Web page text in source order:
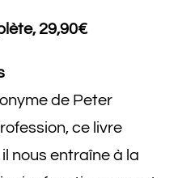
29,90€
de Peter
ce livre
nous entraîne à la